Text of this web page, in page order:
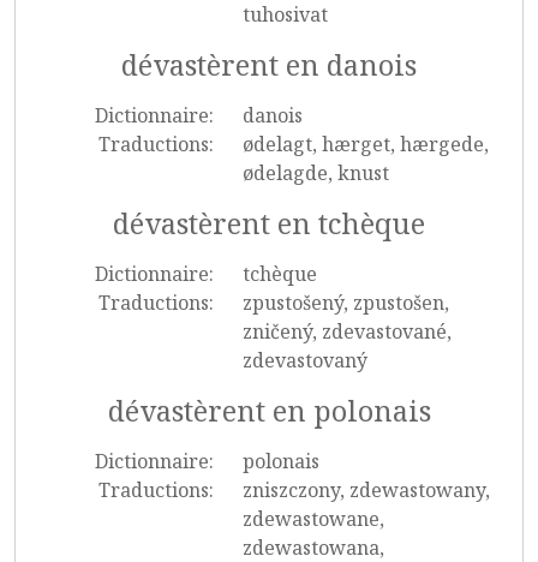
tuhosivat
dévastèrent en danois
Dictionnaire:
danois
Traductions:
ødelagt, hærget, hærgede,
ødelagde, knust
dévastèrent en tchèque
Dictionnaire:
tchèque
Traductions:
zpustošený, zpustošen,
zničený, zdevastované,
zdevastovaný
dévastèrent en polonais
Dictionnaire:
polonais
Traductions:
zniszczony, zdewastowany,
zdewastowane,
zdewastowana,